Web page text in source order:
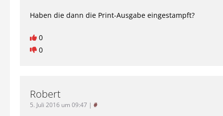
Haben die dann die Print-Ausgabe eingestampft?
0
0
Robert
5. Juli 2016 um 09:47 | #